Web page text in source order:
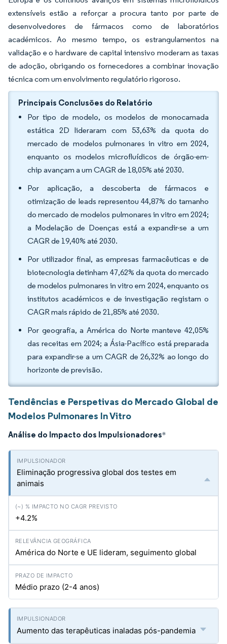
extensíveis estão a reforçar a procura tanto por parte de
desenvolvedores de fármacos como de laboratórios
académicos. Ao mesmo tempo, os estrangulamentos na
validação e o hardware de capital intensivo moderam as taxas
de adoção, obrigando os fornecedores a combinar inovação
técnica com um envolvimento regulatório rigoroso.
Principais Conclusões do Relatório
Por tipo de modelo, os modelos de monocamada
estática 2D lideraram com 53,63% da quota do
mercado de modelos pulmonares in vitro em 2024,
enquanto os modelos microfluídicos de órgão-em-
chip avançam a um CAGR de 18,05% até 2030.
Por aplicação, a descoberta de fármacos e
otimização de leads representou 44,87% do tamanho
do mercado de modelos pulmonares in vitro em 2024;
a Modelação de Doenças está a expandir-se a um
CAGR de 19,40% até 2030.
Por utilizador final, as empresas farmacêuticas e de
biotecnologia detinham 47,62% da quota do mercado
de modelos pulmonares in vitro em 2024, enquanto os
institutos académicos e de investigação registam o
CAGR mais rápido de 21,85% até 2030.
Por geografia, a América do Norte manteve 42,05%
das receitas em 2024; a Ásia-Pacífico está preparada
para expandir-se a um CAGR de 26,32% ao longo do
horizonte de previsão.
Tendências e Perspetivas do Mercado Global de
Modelos Pulmonares In Vitro
Análise do Impacto dos Impulsionadores*
Eliminação progressiva global dos testes em
animais
+4.2%
América do Norte e UE lideram, seguimento global
Médio prazo (2-4 anos)
Aumento das terapêuticas inaladas pós-pandemia